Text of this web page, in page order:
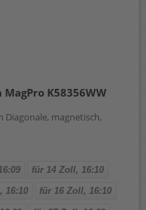
K58356WW
Diagonale, magnetisch,
für 14 Zoll, 16:10
16:10 für 16 Zoll, 16:10